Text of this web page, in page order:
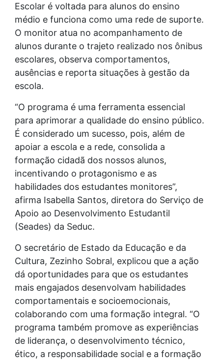
Escolar é voltada para alunos do ensino
médio e funciona como uma rede de suporte.
O monitor atua no acompanhamento de
alunos durante o trajeto realizado nos ônibus
escolares, observa comportamentos,
ausências e reporta situações à gestão da
escola.
“O programa é uma ferramenta essencial
para aprimorar a qualidade do ensino público.
É considerado um sucesso, pois, além de
apoiar a escola e a rede, consolida a
formação cidadã dos nossos alunos,
incentivando o protagonismo e as
habilidades dos estudantes monitores”,
afirma Isabella Santos, diretora do Serviço de
Apoio ao Desenvolvimento Estudantil
(Seades) da Seduc.
O secretário de Estado da Educação e da
Cultura, Zezinho Sobral, explicou que a ação
dá oportunidades para que os estudantes
mais engajados desenvolvam habilidades
comportamentais e socioemocionais,
colaborando com uma formação integral. “O
programa também promove as experiências
de liderança, o desenvolvimento técnico,
ético, a responsabilidade social e a formação